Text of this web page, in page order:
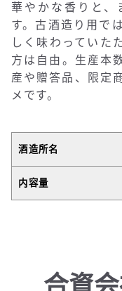
華やかな香りと、
す。古酒造り用で
しく味わっていた
方は自由。生産本
産や贈答品、限定
メです。
酒造所名
内容量